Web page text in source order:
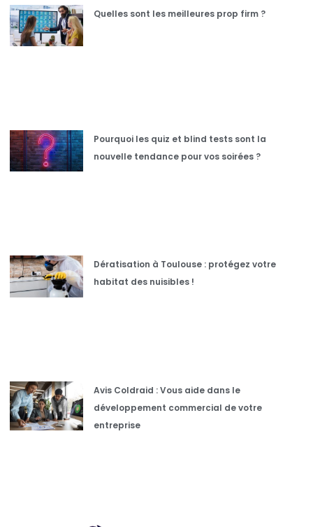
Quelles sont les meilleures prop firm ?
Pourquoi les quiz et blind tests sont la
nouvelle tendance pour vos soirées ?
Dératisation à Toulouse : protégez votre
habitat des nuisibles !
Avis Coldraid : Vous aide dans le
développement commercial de votre
entreprise